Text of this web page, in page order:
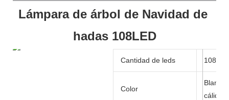
Lámpara de árbol de Navidad de
hadas 108LED
Cantidad de leds
Color
cálido/